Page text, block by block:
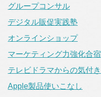
グループコンサル
デジタル販促実践塾
オンラインショップ
マーケティング力強化合宿
テレビドラマからの気付き
Apple製品使いこなし